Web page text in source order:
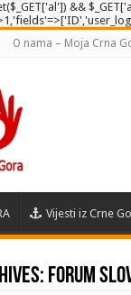
&&
O nama – Moja Crna
Vijesti iz Crne
Forum